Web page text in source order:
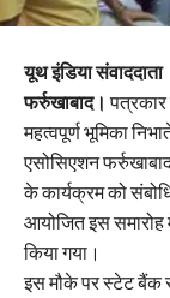
यूथ इंडिया संवाददाता
फर्रुखाबाद।
महत्वपूर्ण भूमिका
एसोसिएशन
के कार्यक्रम को
आयोजित इस समारोह
किया गया।
इस मौके पर स्टेट बैंक से